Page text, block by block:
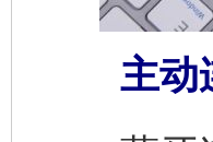
主动连